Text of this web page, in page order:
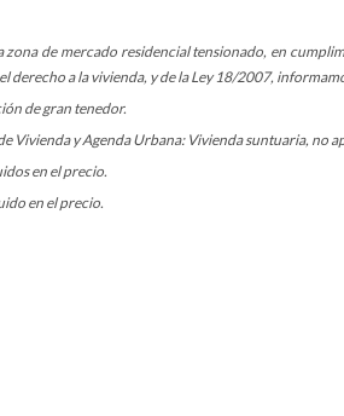
zona de mercado residencial tensionado, en
derecho a la vivienda, y de la Ley 18/2007,
de gran tenedor.
Vivienda y Agenda Urbana: Vivienda suntuaria, no
en el precio.
en el precio.